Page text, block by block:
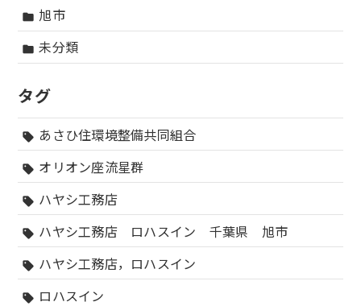
folder 旭市
folder 未分類
タグ
sell あさひ住環境整備共同組合
sell オリオン座流星群
sell ハヤシ工務店
sell ハヤシ工務店 ロハスイン 千葉県 旭市
sell ハヤシ工務店，ロハスイン
sell ロハスイン